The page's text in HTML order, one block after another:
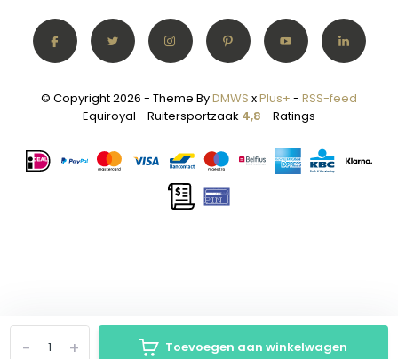
+
- Toevoegen aan winkelwagen
© Copyright 2026 - Theme ByDMWS xPlus+ - RSS-feed
Equiroyal - Ruitersportzaak 4,8 - Ratings